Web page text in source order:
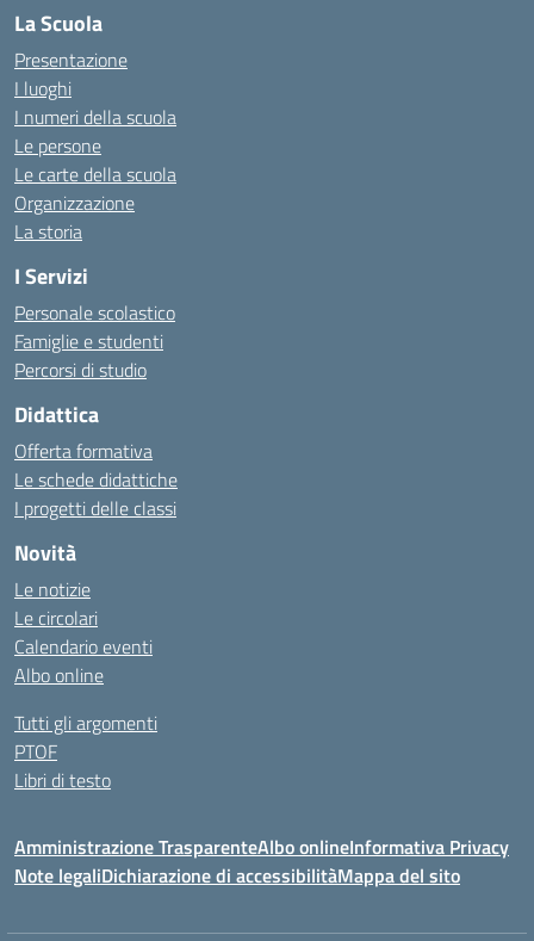
La Scuola
Presentazione
I luoghi
I numeri della scuola
Le persone
Le carte della scuola
Organizzazione
La storia
I Servizi
Personale scolastico
Famiglie e studenti
Percorsi di studio
Didattica
Offerta formativa
Le schede didattiche
I progetti delle classi
Novità
Le notizie
Le circolari
Calendario eventi
Albo online
Tutti gli argomenti
PTOF
Libri di testo
Amministrazione TrasparenteAlbo onlineInformativa Privacy
Note legaliDichiarazione di accessibilitàMappa del sito